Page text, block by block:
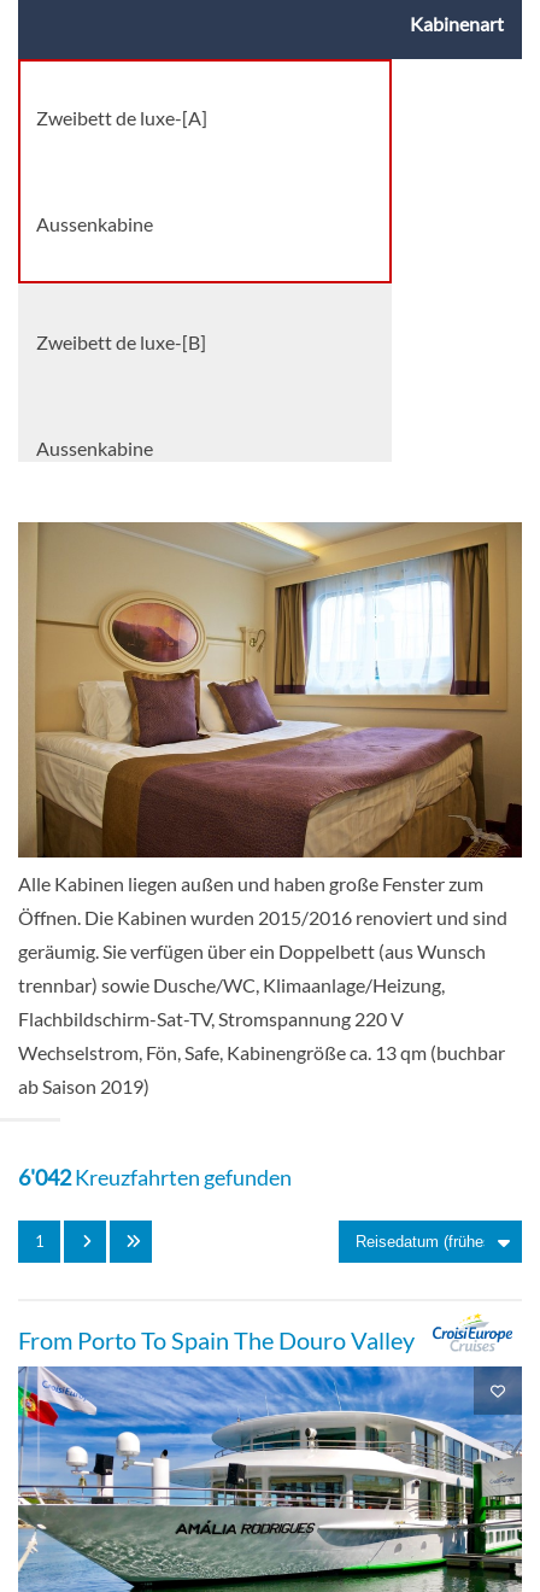
Kabinenart
Zweibett de luxe-[A]
Aussenkabine
Zweibett de luxe-[B]
Aussenkabine
Zweibett de luxe zur Alleinbenutzung-
Aussenkabine
Zweibett de luxe-[C]
Aussenkabine
Zweibett Junior-Suite mit Balkon-[D]
Balkonkabine
Zweibett Junior-Suite mit Balkon-[E]
Alle Kabinen liegen außen und haben große Fenster zum
Öffnen. Die Kabinen wurden 2015/2016 renoviert und sind
geräumig. Sie verfügen über ein Doppelbett (aus Wunsch
trennbar) sowie Dusche/WC, Klimaanlage/Heizung,
Flachbildschirm-Sat-TV, Stromspannung 220 V
Wechselstrom, Fön, Safe, Kabinengröße ca. 13 qm (buchbar
ab Saison 2019)
6'042Kreuzfahrten gefunden
1
From Porto To Spain The Douro Valley